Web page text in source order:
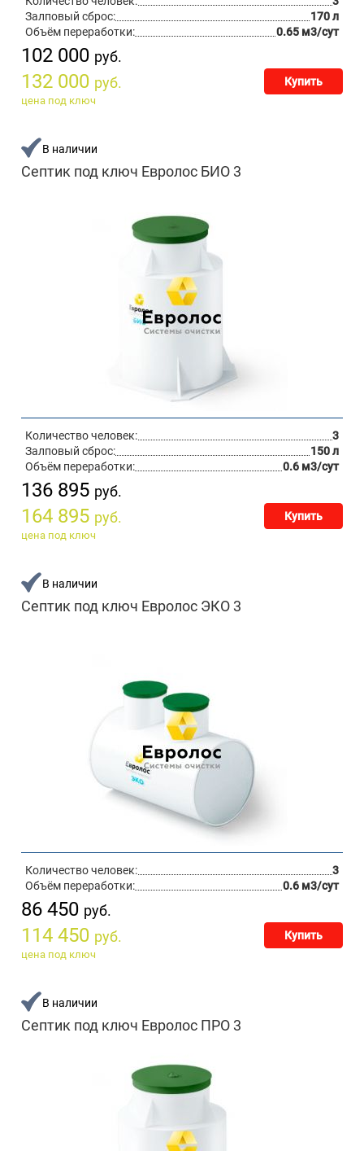
Залповый сброс:
170 л
Объём переработки:
0.65 м3/сут
102 000 руб.
132 000 руб. Купить
цена под ключ
В наличии
Септик под ключ Евролос БИО 3
Количество человек:
3
Залповый сброс:
150 л
Объём переработки:
0.6 м3/сут
136 895 руб.
164 895 руб. Купить
цена под ключ
В наличии
Септик под ключ Евролос ЭКО 3
Количество человек:
3
Объём переработки:
0.6 м3/сут
86 450 руб.
114 450 руб. Купить
цена под ключ
В наличии
Септик под ключ Евролос ПРО 3